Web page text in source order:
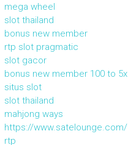
mega wheel
slot thailand
bonus new member
rtp slot pragmatic
slot gacor
bonus new member 100 to 5x
situs slot
slot thailand
mahjong ways
https://www.satelounge.com/
rtp